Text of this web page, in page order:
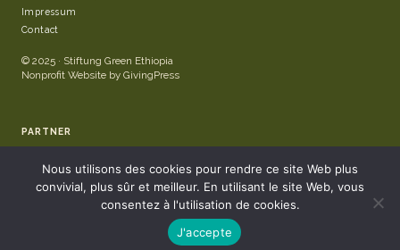
Impressum
Contact
© 2025 · Stiftung Green Ethiopia
Nonprofit Website by GivingPress
PARTNER
Nous utilisons des cookies pour rendre ce site Web plus
convivial, plus sûr et meilleur. En utilisant le site Web, vous
consentez à l'utilisation de cookies.
J'accepte